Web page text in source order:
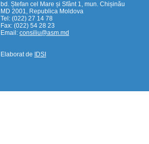
bd. Ștefan cel Mare și Sfânt 1, mun. Chișinău
MD 2001, Republica Moldova
Tel: (022) 27 14 78
Fax: (022) 54 28 23
Email: consiliu@asm.md
Elaborat de IDSI